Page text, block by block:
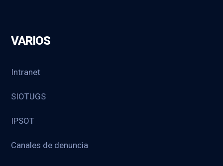
VARIOS
Intranet
SIOTUGS
IPSOT
Canales de denuncia